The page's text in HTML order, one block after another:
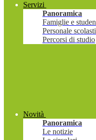
Servizi
Panoramica
Famiglie e
Personale
Percorsi di studio
Novità
Panoramica
Le notizie